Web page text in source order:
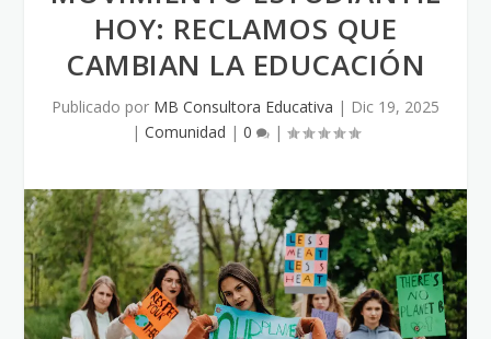
HOY: RECLAMOS QUE
CAMBIAN LA EDUCACIÓN
Publicado por MB Consultora Educativa | Dic 19, 2025
| Comunidad | 0 |